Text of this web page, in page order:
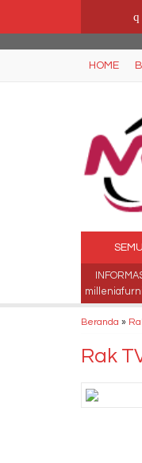
q
HOME
Beranda »
Rak